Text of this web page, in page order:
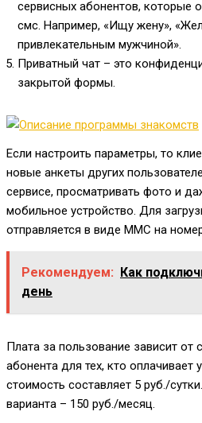
сервисных абонентов, которые
смс. Например, «Ищу жену»,
привлекательным мужчиной».
Приватный чат – это
закрытой формы.
Если настроить параметры, то
новые анкеты других
сервисе, просматривать фото и
мобильное устройство. Для
отправляется в виде ММС на
Рекомендуем: Как
день
Плата за пользование зависит от
абонента для тех, кто оплачивает
стоимость составляет 5 руб./
варианта – 150 руб./месяц.